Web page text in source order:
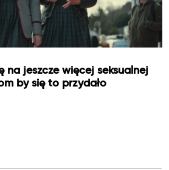
na jeszcze więcej seksualnej
by się to przydało